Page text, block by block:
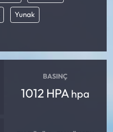
Yunak
BASINÇ
1012 HPA hpa